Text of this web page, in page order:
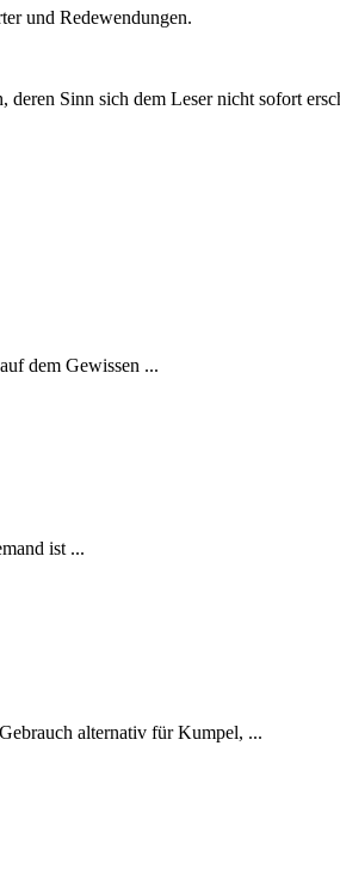
und Redewendungen.
Sinn sich dem Leser nicht sofort
dem Gewissen ...
ist ...
alternativ für Kumpel, ...